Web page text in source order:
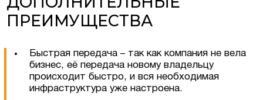
ПРЕИМУЩЕСТВА
Быстрая передача – так как компания не вела
бизнес, её передача новому владельцу
происходит быстро, и вся необходимая
инфраструктура уже настроена.
Соглашаюсь на обработку персональных
данных